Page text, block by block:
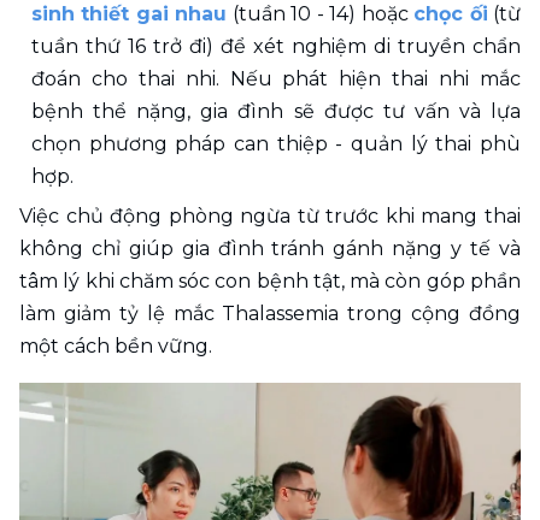
sinh thiết gai nhau (tuần 10 - 14) hoặc chọc ối (từ
tuần thứ 16 trở đi) để xét nghiệm di truyền chẩn
đoán cho thai nhi. Nếu phát hiện thai nhi mắc
bệnh thể nặng, gia đình sẽ được tư vấn và lựa
chọn phương pháp can thiệp - quản lý thai phù
hợp.
Việc chủ động phòng ngừa từ trước khi mang thai
không chỉ giúp gia đình tránh gánh nặng y tế và
tâm lý khi chăm sóc con bệnh tật, mà còn góp phần
làm giảm tỷ lệ mắc Thalassemia trong cộng đồng
một cách bền vững.